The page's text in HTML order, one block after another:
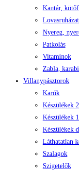
Kantár,
Lovasruházat
Nyereg,
Patkolás
Vitaminok
Zabla,
Villanypásztorok
Karók
Készülékek
Készülékek
Készülékek
Láthatatlan
Szalagok
Szigetelők